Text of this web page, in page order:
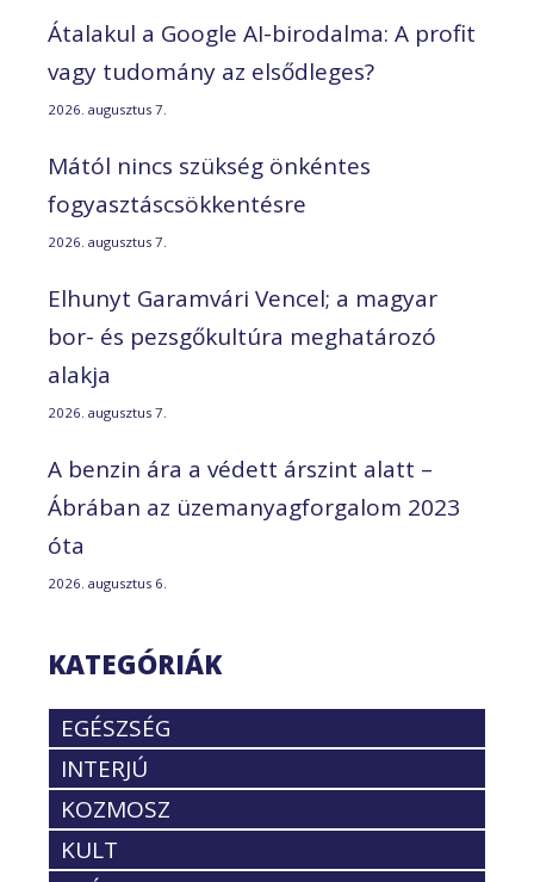
Átalakul a Google AI-birodalma: A profit
vagy tudomány az elsődleges?
2026. augusztus 7.
Mától nincs szükség önkéntes
fogyasztáscsökkentésre
2026. augusztus 7.
Elhunyt Garamvári Vencel; a magyar
bor- és pezsgőkultúra meghatározó
alakja
2026. augusztus 7.
A benzin ára a védett árszint alatt –
Ábrában az üzemanyagforgalom 2023
óta
2026. augusztus 6.
KATEGÓRIÁK
EGÉSZSÉG
INTERJÚ
KOZMOSZ
KULT